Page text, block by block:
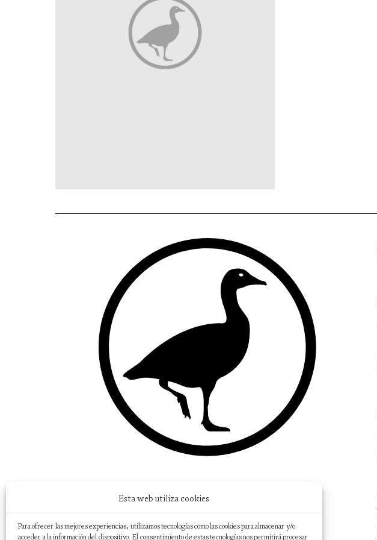
Esta web utiliza cookies
Para ofrecer las mejores experiencias, utilizamos tecnologías como las cookies para almacenar y/o
acceder a la información del dispositivo. El consentimiento de estas tecnologías nos permitirá procesar